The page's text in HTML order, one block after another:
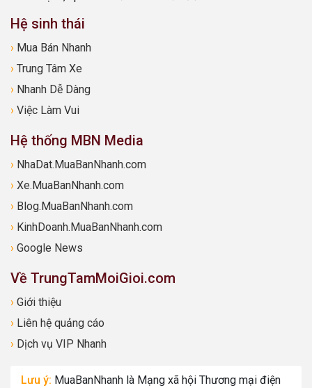
Hệ sinh thái
› Mua Bán Nhanh
› Trung Tâm Xe
› Nhanh Dễ Dàng
› Việc Làm Vui
Hệ thống MBN Media
› NhaDat.MuaBanNhanh.com
› Xe.MuaBanNhanh.com
› Blog.MuaBanNhanh.com
› KinhDoanh.MuaBanNhanh.com
› Google News
Về TrungTamMoiGioi.com
› Giới thiệu
› Liên hệ quảng cáo
› Dịch vụ VIP Nhanh
Lưu ý: MuaBanNhanh là Mạng xã hội Thương mại điện